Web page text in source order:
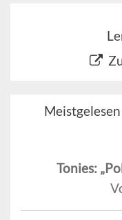
Meistgelesen
Tonies: